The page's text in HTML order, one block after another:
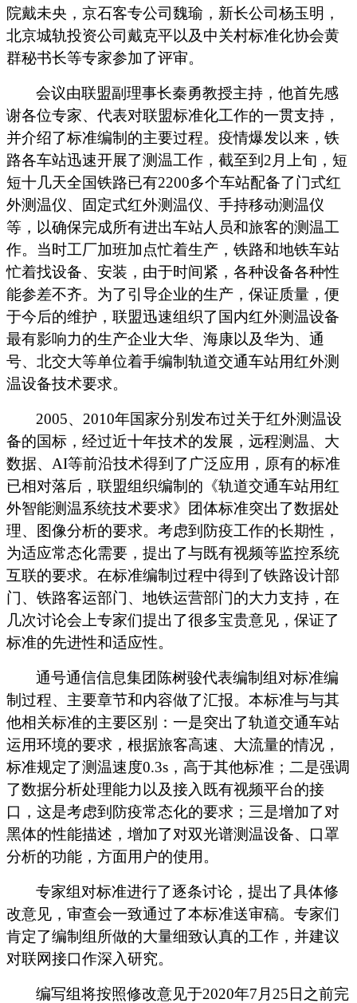
院戴未央，京石客专公司魏瑜，新长公司杨玉明，
北京城轨投资公司戴克平以及中关村标准化协会黄
群秘书长等专家参加了评审。
会议由联盟副理事长秦勇教授主持，他首先感
谢各位专家、代表对联盟标准化工作的一贯支持，
并介绍了标准编制的主要过程。疫情爆发以来，铁
路各车站迅速开展了测温工作，截至到 2月上旬，短
短十几天全国铁路已有2200多个车站配备了门式红
外测温仪、固定式红外测温仪、手持移动测温仪
等， 以确保完成所有进出车站人员和旅客的测温工
作。当时工厂加班加点忙着生产，铁路和地铁车站
忙着找设备、安装，由于时间紧，各种设备各种性
能参差不齐。为了引导企业的生产，保证质量，便
于今后的维护，联盟迅速组织了国内红外测温设备
最有影响力的生产企业大华、海康以及华为、通
号、北交大等单位着手编制轨道交通车站用红外测
温设备技术要求。
2005、2010年国家分别发布过关于红外测温设
备的国标，经过近十年技术的发展，远程测温、大
数据、AI等前沿技术得到了广泛应用，原有的标准
已相对落后，联盟组织编制的《轨道交通车站用红
外智能测温系统技术要求》团体标准突出了数据处
理、图像分析的要求。考虑到防疫工作的长期性，
为适应常态化需要，提出了与既有视频等监控系统
互联的要求。在标准编制过程中得到了铁路设计部
门、铁路客运部门、地铁运营部门的大力支持，在
几次讨论会上专家们提出了很多宝贵意见，保证了
标准的先进性和适应性。
通号通信信息集团陈树骏代表编制组对标准编
制过程、主要章节和内容做了汇报。本标准与与其
他相关标准的主要区别：一是突出了轨道交通车站
运用环境的要求，根据旅客高速、大流量的情况，
标准规定了测温速度0.3s，高于其他标准；二是强调
了数据分析处理能力以及接入既有视频平台的接
口，这是考虑到防疫常态化的要求；三是增加了对
黑体的性能描述，增加了对双光谱测温设备、口罩
分析的功能，方面用户的使用。
专家组对标准进行了逐条讨论，提出了具体修
改意见，审查会一致通过了本标准送审稿。专家们
肯定了编制组所做的大量细致认真的工作，并建议
对联网接口作深入研究。
编写组将按照修改意见于2020年7月25日之前完